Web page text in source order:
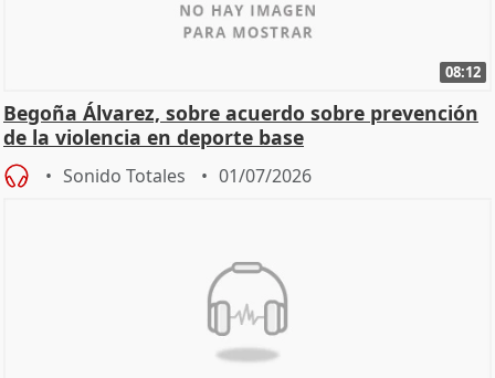
08:12
Begoña Álvarez, sobre acuerdo sobre prevención
de la violencia en deporte base
Sonido Totales 01/07/2026